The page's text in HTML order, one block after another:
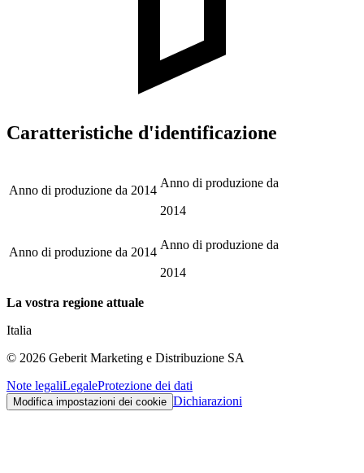
Caratteristiche d'identificazione
Anno di produzione da 2014
Anno di produzione da
2014
Anno di produzione da 2014
Anno di produzione da
2014
La vostra regione attuale
Italia
© 2026 Geberit Marketing e Distribuzione SA
Note legaliLegaleProtezione dei dati
Modifica impostazioni dei cookie Dichiarazioni